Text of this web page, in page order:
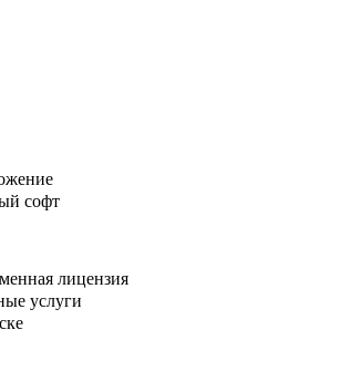
софт
лицензия
услуги